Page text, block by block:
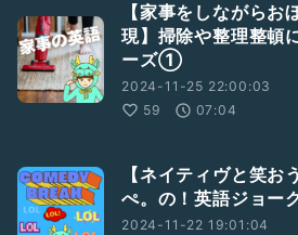
【家事をしながらお
現】掃除や整理整頓
ーズ①
2024-11-25 22:00:03
59
07:04
【ネイティヴと笑お
ぺ。の！英語ジョー
2024-11-22 19:01:04